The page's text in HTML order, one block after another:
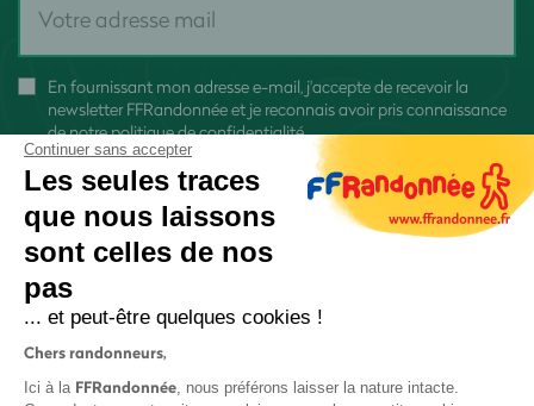
En fournissant mon adresse e-mail, j'accepte de recevoir la
newsletter FFRandonnée et je reconnais avoir pris connaissance
denotre politique de confidentialité
Continuer sans accepter
Les seules traces
que nous laissons
sont celles de nos
pas
... et peut-être quelques cookies !
Chers randonneurs,
Ici à la FFRandonnée, nous préférons laisser la nature intacte.